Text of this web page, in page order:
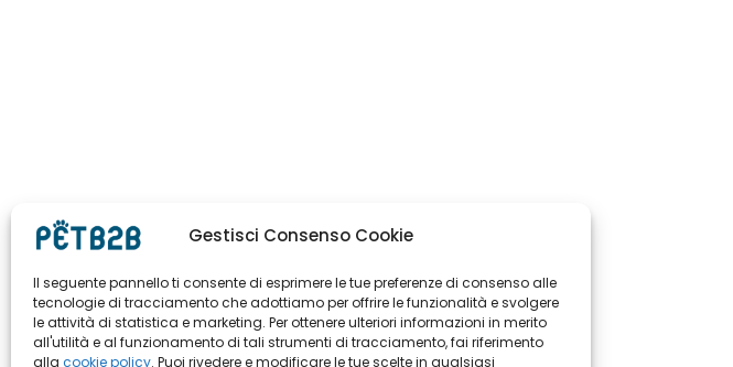
Gestisci Consenso Cookie
Il seguente pannello ti consente di esprimere le tue preferenze di consenso alle
tecnologie di tracciamento che adottiamo per offrire le funzionalità e svolgere
le attività di statistica e marketing. Per ottenere ulteriori informazioni in merito
all'utilità e al funzionamento di tali strumenti di tracciamento, fai riferimento
alla cookie policy. Puoi rivedere e modificare le tue scelte in qualsiasi